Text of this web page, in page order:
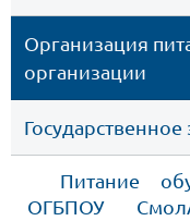
Организация
организации
Государственное
Питание
ОГБПОУ